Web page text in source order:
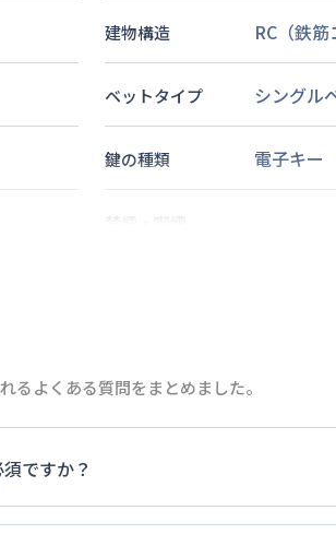
建物構造 RC（鉄
ベットタイプ シングル
鍵の種類 電子キー
禁煙・喫煙
次回更新日
き状況、車種（大きさ）、駐車場所な
るよくある質問をまとめました。
ですか？
掃料欄に期間によって設定されている